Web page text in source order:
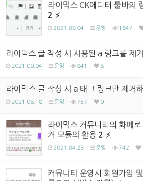
라이믹스 CK에디터 툴바의
2
2021.09.04 운영 1647
라이믹스 글 작성 시 사용된 a 링크를 제
2021.09.04 운영 841 8
라이믹스 글 작성 시 a 태그 링크만 제거
2021.08.18 운영 757 9
라이믹스 커뮤니티의 화폐로
커 모듈의 활용 2
2021.04.23 운영 742
커뮤니티 운영시 회원가입